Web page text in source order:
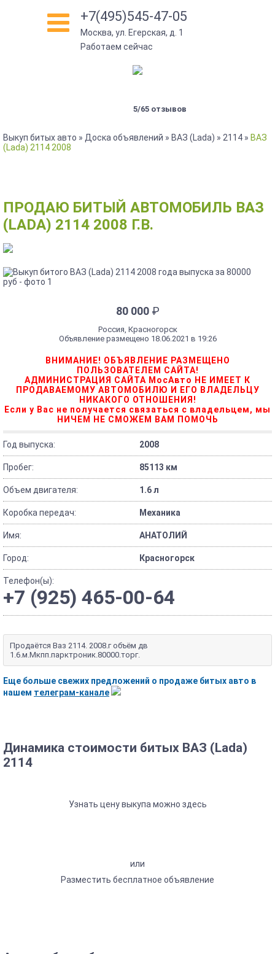
+7(495)545-47-05
Москва, ул. Егерская, д. 1
Работаем сейчас
5/65 отзывов
Выкуп битых авто » Доска объявлений » ВАЗ (Lada) » 2114 » ВАЗ
(Lada) 2114 2008
ПРОДАЮ БИТЫЙ АВТОМОБИЛЬ ВАЗ
(LADA) 2114 2008 Г.В.
80 000 ₽
Россия, Красногорск
Объявление размещено 18.06.2021 в 19:26
ВНИМАНИЕ! ОБЪЯВЛЕНИЕ РАЗМЕЩЕНО
ПОЛЬЗОВАТЕЛЕМ САЙТА!
АДМИНИСТРАЦИЯ САЙТА МосАвто НЕ ИМЕЕТ К
ПРОДАВАЕМОМУ АВТОМОБИЛЮ И ЕГО ВЛАДЕЛЬЦУ
НИКАКОГО ОТНОШЕНИЯ!
Если у Вас не получается связаться с владельцем, мы
НИЧЕМ НЕ СМОЖЕМ ВАМ ПОМОЧЬ
Год выпуска: 2008
Пробег: 85113 км
Объем двигателя: 1.6 л
Коробка передач: Механика
Имя: АНАТОЛИЙ
Город: Красногорск
Телефон(ы):
+7 (925) 465-00-64
Продаётся Ваз 2114. 2008.г объём дв
1.6.м.Мкпп.парктроник.80000.торг.
Еще больше свежих предложений о продаже битых авто в
нашем телеграм-канале
Динамика стоимости битых ВАЗ (Lada)
2114
Узнать цену выкупа можно здесь
или
Разместить бесплатное объявление